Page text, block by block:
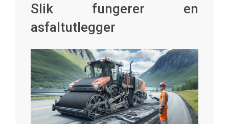
Slik fungerer en
asfaltutlegger